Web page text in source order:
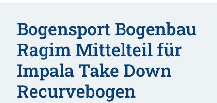
Bogensport Bogenbau
Ragim Mittelteil für
Impala Take Down
Recurvebogen